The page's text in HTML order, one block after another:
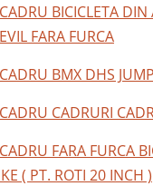
BICICLETA
FARA FURCA
BMX DHS
CADRURI
FARA FURCA
( PT. ROTI 20 INCH )